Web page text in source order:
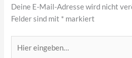
Deine E-Mail-Adresse wird nicht
Felder sind mit * markiert
eingeben…